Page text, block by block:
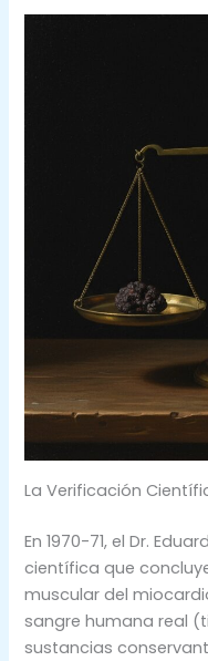
La Verificación
En 1970-71, el Dr.
científica que
muscular del
sangre humana real
sustancias